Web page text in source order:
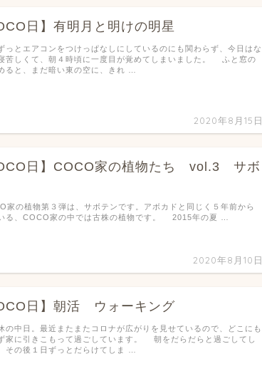
日】有明月と明けの明星
2020年8月15日
っとエアコンをつけっぱなしにしているのにも関わらず、今日はな
苦しくて、朝４時頃に一度目が覚めてしまいました。 ふと窓の
ると、まだ暗い東の空に、きれ …
日】COCO家の植物たち vol.3 サボ
2020年8月10日
家の植物第３弾は、サボテンです。アボカドと同じく５年前から
る、COCO家の中では古株の植物です。 2015年の夏 …
日】朝活 ウォーキング
中日。最近またまたコロナが広がりを見せているので、どこにも
家に引きこもって過ごしています。 朝をだらだらと過ごしてし
その後１日ずっとだらけてしま …